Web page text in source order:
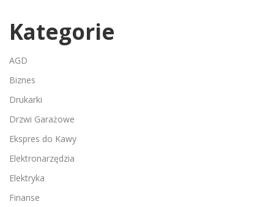
Kategorie
AGD
Biznes
Drukarki
Drzwi Garażowe
Ekspres do Kawy
Elektronarzędzia
Elektryka
Finanse